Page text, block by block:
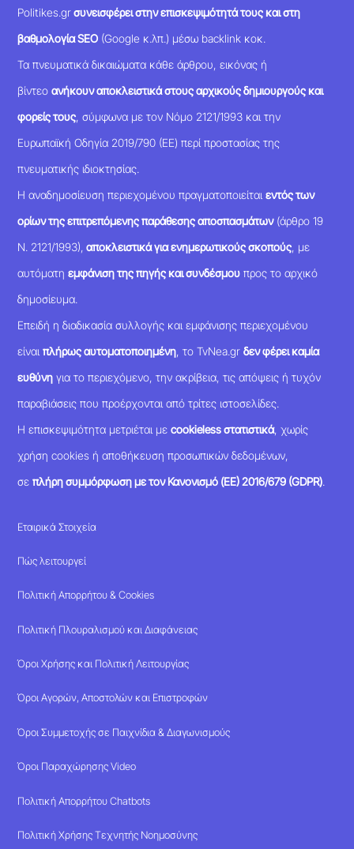
Politikes.grσυνεισφέρει στην επισκεψιμότητά τους και στη
βαθμολογία SEO (Google κ.λπ.) μέσω backlink κοκ.
Τα πνευματικά δικαιώματα κάθε άρθρου, εικόνας ή
βίντεοανήκουν αποκλειστικά στους αρχικούς δημιουργούς και
φορείς τους , σύμφωνα με τον Νόμο 2121/1993 και την
Ευρωπαϊκή Οδηγία 2019/790 (ΕΕ) περί προστασίας της
πνευματικής ιδιοκτησίας.
Η αναδημοσίευση περιεχομένου πραγματοποιείταιεντός των
ορίων της επιτρεπόμενης παράθεσης αποσπασμάτων(άρθρο 19
Ν. 2121/1993), αποκλειστικά για ενημερωτικούς σκοπούς , με
αυτόματηεμφάνιση της πηγής και συνδέσμου προς το αρχικό
δημοσίευμα.
Επειδή η διαδικασία συλλογής και εμφάνισης περιεχομένου
είναιπλήρως αυτοματοποιημένη , το TvNea.grδεν φέρει καμία
ευθύνη για το περιεχόμενο, την ακρίβεια, τις απόψεις ή τυχόν
παραβιάσεις που προέρχονται από τρίτες ιστοσελίδες.
Η επισκεψιμότητα μετριέται μεcookieless στατιστικά, χωρίς
χρήση cookies ή αποθήκευση προσωπικών δεδομένων,
σεπλήρη συμμόρφωση με τον Κανονισμό (ΕΕ) 2016/679 (GDPR).
Εταιρικά Στοιχεία
Πώς λειτουργεί
Πολιτική Απορρήτου & Cookies
Πολιτική Πλουραλισμού και Διαφάνειας
Όροι Χρήσης και Πολιτική Λειτουργίας
Όροι Αγορών, Αποστολών και Επιστροφών
Όροι Συμμετοχής σε Παιχνίδια & Διαγωνισμούς
Όροι Παραχώρησης Video
Πολιτική Απορρήτου Chatbots
Πολιτική Χρήσης Τεχνητής Νοημοσύνης